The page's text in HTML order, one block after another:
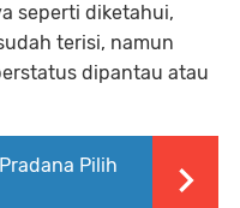
seperti diketahui,
terisi, namun
dipantau atau
Pilih